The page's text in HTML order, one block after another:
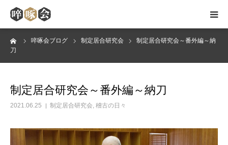
啐啄会ブログ 制定居合研究会
制定居合研究会～番外編～納
刀
制定居合研究会～番外編～納刀
2021.06.25 制定居合研究会, 稽古の日々
HOME
無双直伝英信流
稽古日・会場